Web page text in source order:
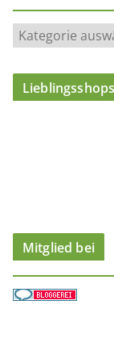
a
t
Lieblingsshops
Mitglied bei